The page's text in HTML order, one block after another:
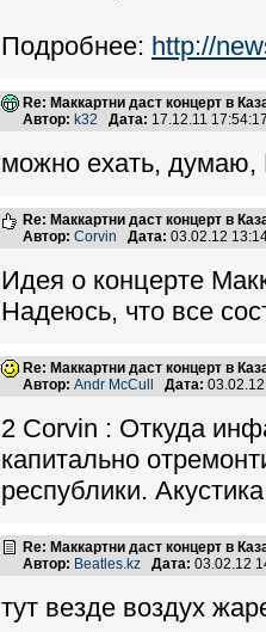
Подробнее: http://
Re: Маккартни даст концерт в
Автор: k32 Дата: 17.12.11
можно ехать, думаю,
Re: Маккартни даст концерт в
Автор: Corvin Дата: 03.02.12
Идея о концерте
Надеюсь, что все
Re: Маккартни даст концерт в
Автор: Andr McCull Дата:
2 Corvin : Откуда
капитально
республики.
Re: Маккартни даст концерт в
Автор: Beatles.kz Дата: 03.02.12
тут везде воздух